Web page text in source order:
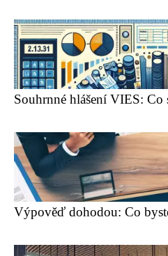
Souhrnné hlášení VIES: Co
Výpověď dohodou: Co